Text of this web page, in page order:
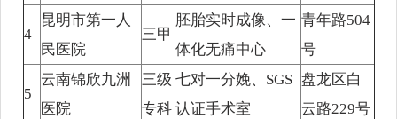
4
昆明市第一人
民医院
三甲
胚胎实时成像、一
体化无痛中心
青年路504
号
5
云南锦欣九洲
医院
三级
专科
七对一分娩、SGS
认证手术室
盘龙区白
云路229号